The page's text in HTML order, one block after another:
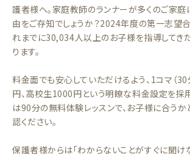
護者様へ。家庭教師のランナーが多くのご家
由をご存知でしょうか？2024年度の第一志望
れまでに30,034人以上のお子様を指導してき
ります。
料金面でも安心していただけるよう、1コマ（
円、高校生1000円という明瞭な料金設定を採
は90分の無料体験レッスンで、お子様に合うか
認ください。
保護者様からは「わからないことがすぐに聞け